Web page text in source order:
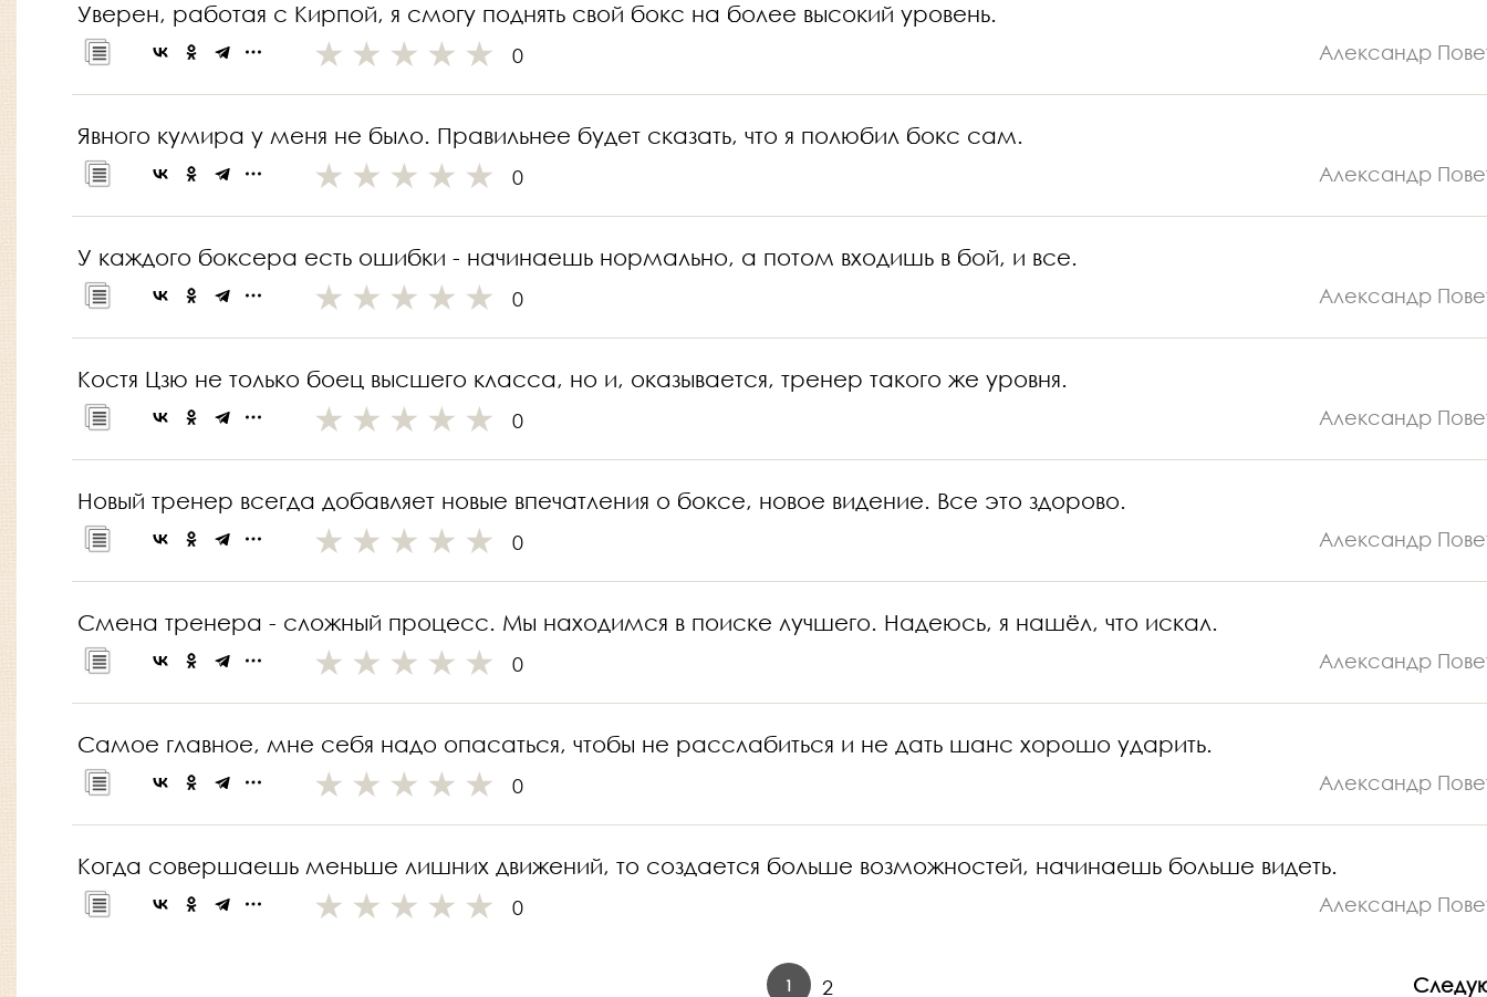
Уверен, работая с Кирпой, я смогу поднять свой бокс на более высокий уровень.
0 Александр
Явного кумира у меня не было. Правильнее будет сказать, что я полюбил бокс сам.
0 Александр
У каждого боксера есть ошибки - начинаешь нормально, а потом входишь в бой, и все.
0 Александр
Костя Цзю не только боец высшего класса, но и, оказывается, тренер такого же уровня.
0 Александр
Новый тренер всегда добавляет новые впечатления о боксе, новое видение. Все это здорово.
0 Александр
Смена тренера - сложный процесс. Мы находимся в поиске лучшего. Надеюсь, я нашёл, что искал.
0 Александр
Самое главное, мне себя надо опасаться, чтобы не расслабиться и не дать шанс хорошо ударить.
0 Александр
Когда совершаешь меньше лишних движений, то создается больше возможностей, начинаешь больше видеть.
0 Александр
1 2